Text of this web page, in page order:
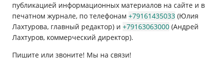
публикацией информационных материалов на сайте и в
печатном журнале, по телефонам +79161435033 (Юлия
Лахтурова, главный редактор) и +79163063000 (Андрей
Лахтуров, коммерческий директор).
Пишите или звоните! Мы на связи!